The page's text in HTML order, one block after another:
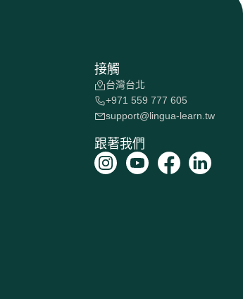
接觸
台灣台北
+971 559 777 605
support@lingua-learn.tw
跟著我們